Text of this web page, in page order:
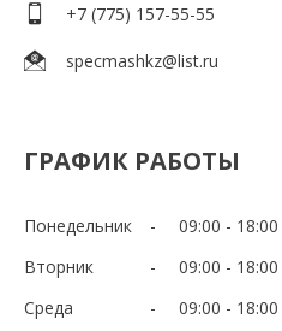
+7 (775) 157-55-55
specmashkz@list.ru
ГРАФИК РАБОТЫ
Понедельник 09:00
18:00
Вторник
09:00
18:00
Среда
09:00
18:00